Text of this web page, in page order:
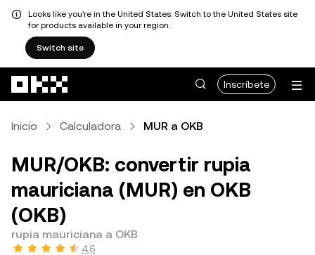
Looks like you're in the United States. Switch to the United States site
for products available in your region.
Switch site
Inscríbete
Inicio Calculadora MUR a OKB
MUR/OKB: convertir rupia
mauriciana (MUR) en OKB
(OKB)
rupia mauriciana a OKB
4,6